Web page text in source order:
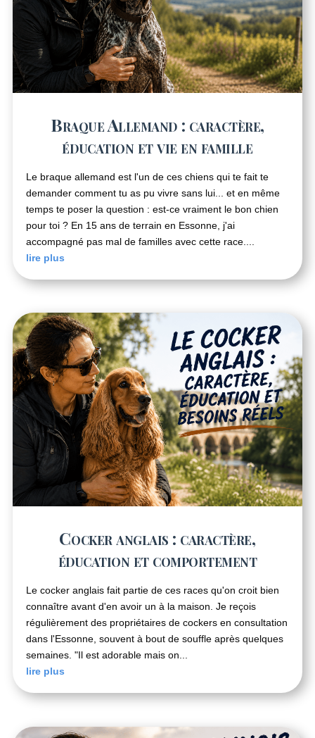
Braque Allemand : caractère,
éducation et vie en famille
Le braque allemand est l'un de ces chiens qui te fait te
demander comment tu as pu vivre sans lui... et en même
temps te poser la question : est-ce vraiment le bon chien
pour toi ? En 15 ans de terrain en Essonne, j'ai
accompagné pas mal de familles avec cette race....
lire plus
Cocker anglais : caractère,
éducation et comportement
Le cocker anglais fait partie de ces races qu'on croit bien
connaître avant d'en avoir un à la maison. Je reçois
régulièrement des propriétaires de cockers en consultation
dans l'Essonne, souvent à bout de souffle après quelques
semaines. "Il est adorable mais on...
lire plus